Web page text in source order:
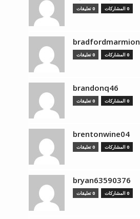
0 المشاركات 0 تعليقات
bradfordmarmion
0 المشاركات 0 تعليقات
brandonq46
0 المشاركات 0 تعليقات
brentonwine04
0 المشاركات 0 تعليقات
bryan63590376
0 المشاركات 0 تعليقات